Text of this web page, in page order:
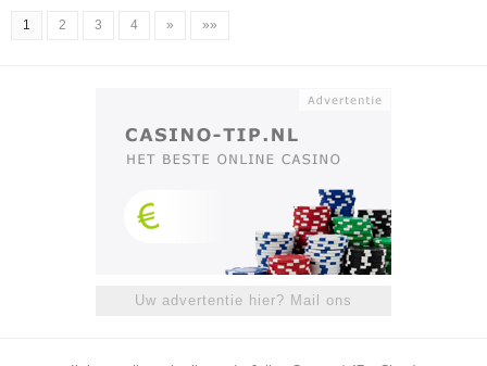
1 2 3 4 » »»
Uw advertentie hier? Mail ons